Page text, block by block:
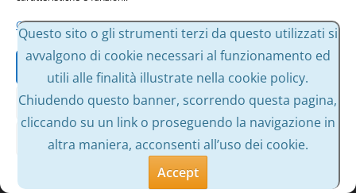
Gestisci servizi
Nega
Visualizza le preferenze
Cookie Policy
Copyright © 2026Massimo Bessone. Tutti i diritti riservati.
di ThemeGrill. Powered by
Questo sito o gli strumenti terzi da questo utilizzati si
avvalgono di cookie necessari al funzionamento ed
utili alle finalità illustrate nella cookie policy.
Chiudendo questo banner, scorrendo questa pagina,
cliccando su un link o proseguendo la navigazione in
altra maniera, acconsenti all’uso dei cookie.
Accept